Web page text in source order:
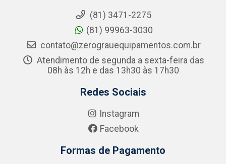
(81) 3471-2275
(81) 99963-3030
contato@zerograuequipamentos.com.br
Atendimento de segunda a sexta-feira das
08h às 12h e das 13h30 às 17h30
Redes Sociais
Instagram
Facebook
Formas de Pagamento